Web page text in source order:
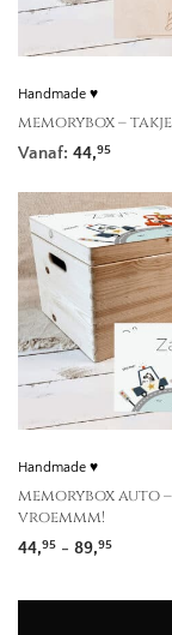
Handmade ♥
memorybox –
Vanaf: 44,95
Handmade ♥
memorybox auto –
vroemmm!
44,95 - 89,95